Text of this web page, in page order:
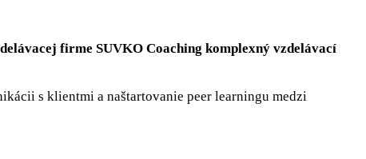
firme SUVKO Coaching komplexný vzdelávací
s klientmi a naštartovanie peer learningu medzi